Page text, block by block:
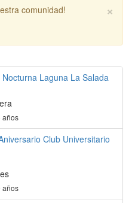
×
comunidad!
Nocturna Laguna La Salada
años
Club Universitario
años